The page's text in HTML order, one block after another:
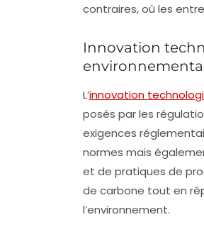
contraires, où les
Innovation
L’innovation
posés par les
exigences
normes mais
et de pratiques de
de carbone tout en
l’environnement.